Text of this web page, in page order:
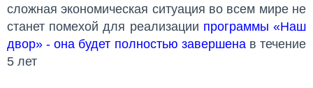
сложная экономическая ситуация во всем мире не
станет помехой для реализации программы «Наш
двор» - она будет полностью завершенав течение
5 лет